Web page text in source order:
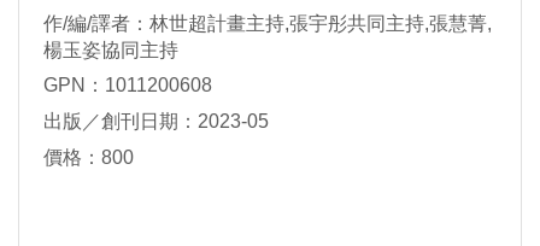
作/編/譯者：林世超計畫主持,張宇彤共同主持,張慧菁,
楊玉姿協同主持
GPN：1011200608
出版／創刊日期：2023-05
價格：800